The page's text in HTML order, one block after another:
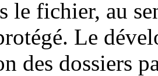
le fichier, au
Le
des dossiers